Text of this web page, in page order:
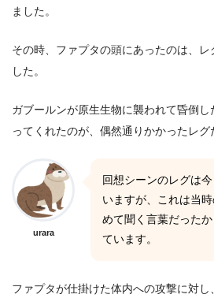
ました。
その時、ファプタの頭にあったのは、
した。
ガブールンが原生生物に襲われて昏倒
ってくれたのが、偶然通りかかったレグ
urara
回想シーンのレグは
いますが、これは当
めて聞く言葉だった
ています。
ファプタが仕掛けた体内への攻撃に対し